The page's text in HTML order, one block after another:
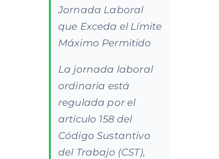
Jornada Laboral
que Exceda el Límite
Máximo Permitido
La jornada laboral
ordinaria está
regulada por el
artículo 158 del
Código Sustantivo
del Trabajo (CST),